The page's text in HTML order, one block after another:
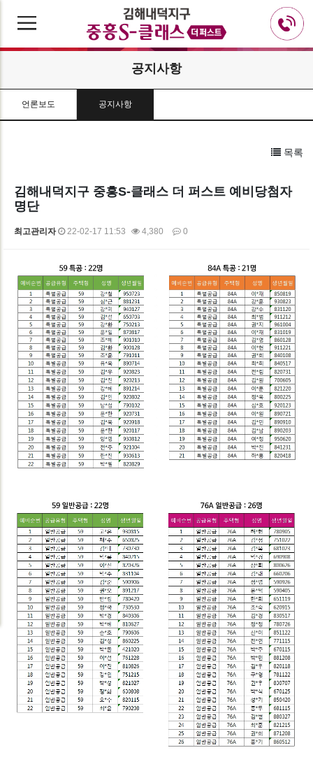
공지사항
언론보도 공지사항
목록
김해내덕지구 중흥S-클래스 더 퍼스트 예비당첨자
명단
최고관리자 22-02-17 11:53 4,380 0